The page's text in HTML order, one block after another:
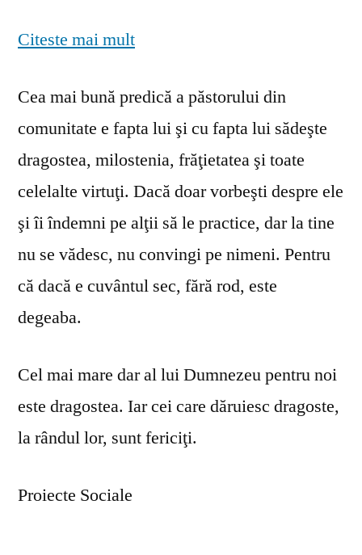
Citeste mai mult
Cea mai bună predică a păstorului din
comunitate e fapta lui şi cu fapta lui sădeşte
dragostea, milostenia, frăţietatea şi toate
celelalte virtuţi. Dacă doar vorbeşti despre ele
şi îi îndemni pe alţii să le practice, dar la tine
nu se vă­desc, nu convingi pe nimeni. Pentru
că dacă e cuvântul sec, fără rod, este
degeaba.
Cel mai mare dar al lui Dumnezeu pentru noi
este dragostea. Iar cei care dăruiesc dragoste,
la rândul lor, sunt fericiţi.
Proiecte Sociale